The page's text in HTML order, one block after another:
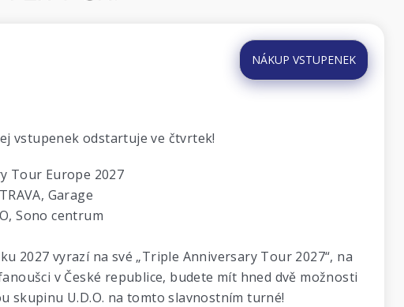
NÁKUP VSTUPENEK
vstupenek odstartuje ve čtvrtek!
Tour Europe 2027
Garage
Sono centrum
2027 vyrazí na své „Triple Anniversary Tour 2027“, na
v České republice, budete mít hned dvě možnosti
skupinu U.D.O. na tomto slavnostním turné!